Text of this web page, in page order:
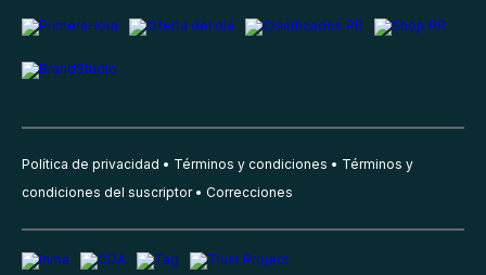
Política de privacidad Términos y condiciones
Términos y
condiciones del suscriptor
Correcciones